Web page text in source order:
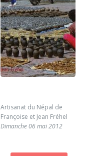
Artisanat du Népal de
Françoise et Jean Fréhel
Dimanche 06 mai 2012